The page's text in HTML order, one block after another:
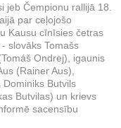
jeb Čempionu rallijā 18.
par ceļojošo
Kausu cīnīsies četras
slovāks Tomašs
Ondrej), igaunis
(Rainer Aus),
Dominiks Butvils
Butvilas) un krievs
sacensību